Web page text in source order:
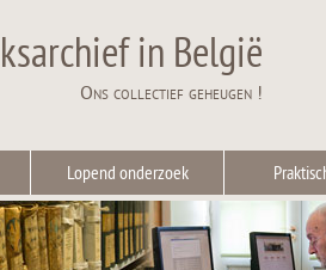
in België
Ons collectief geheugen !
Lopend onderzoek